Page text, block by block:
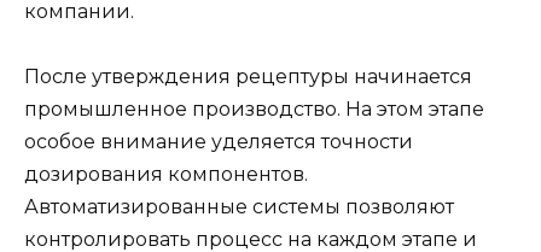
компании.
После утверждения рецептуры начинается
промышленное производство. На этом этапе
особое внимание уделяется точности
дозирования компонентов.
Автоматизированные системы позволяют
контролировать процесс на каждом этапе и